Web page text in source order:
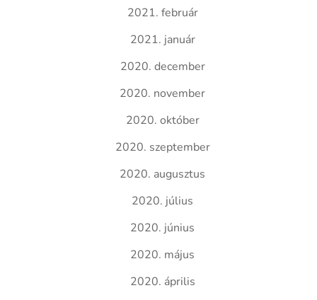
2021. február
2021. január
2020. december
2020. november
2020. október
2020. szeptember
2020. augusztus
2020. július
2020. június
2020. május
2020. április